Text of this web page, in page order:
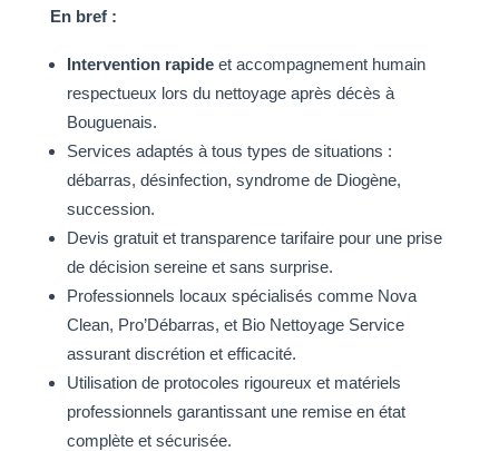
En bref :
Intervention rapideet accompagnement humain
respectueux lors du nettoyage après décès à
Bouguenais.
Services adaptés à tous types de situations :
débarras, désinfection, syndrome de Diogène,
succession.
Devis gratuit et transparence tarifaire pour une prise
de décision sereine et sans surprise.
Professionnels locaux spécialisés comme Nova
Clean, Pro’Débarras, et Bio Nettoyage Service
assurant discrétion et efficacité.
Utilisation de protocoles rigoureux et matériels
professionnels garantissant une remise en état
complète et sécurisée.